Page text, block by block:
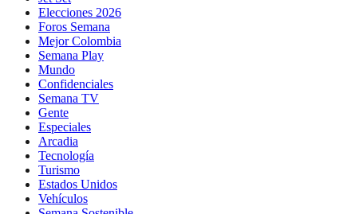
Elecciones 2026
Foros Semana
Mejor Colombia
Semana Play
Mundo
Confidenciales
Semana TV
Gente
Especiales
Arcadia
Tecnología
Turismo
Estados Unidos
Vehículos